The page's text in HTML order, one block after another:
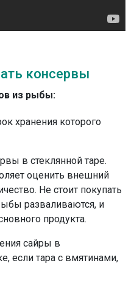
консервы
из рыбы:
хранения которого
в стеклянной таре.
оценить внешний
Не стоит покупать
разваливаются, и
продукта.
сайры в
если тара с вмятинами,